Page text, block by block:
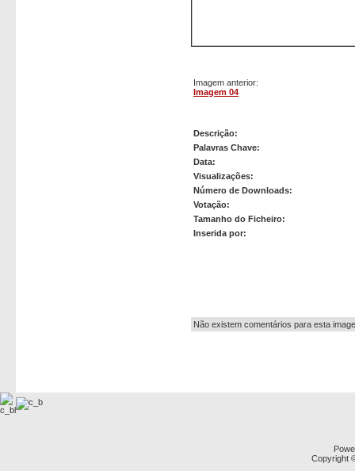
Imagem anterior:
Imagem 04
Descrição:
Palavras Chave:
Data:
Visualizações:
Número de Downloads:
Votação:
Tamanho do Ficheiro:
Inserida por:
Não existem comentários para esta
Copyright